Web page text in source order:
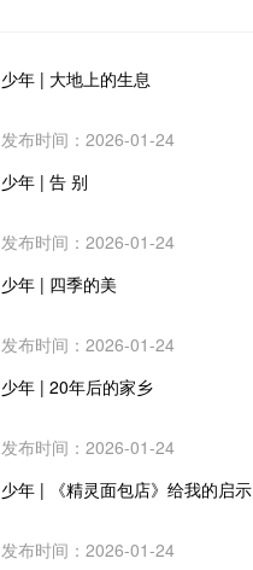
少年 | 大地上的生息
发布时间：2026-01-24
少年 | 告 别
发布时间：2026-01-24
少年 | 四季的美
发布时间：2026-01-24
少年 | 20年后的家乡
发布时间：2026-01-24
少年 | 《精灵面包店》给我的启示
发布时间：2026-01-24